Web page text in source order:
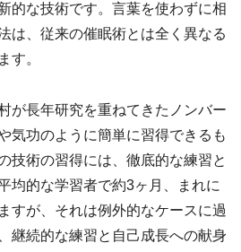
的な技術です。言葉を使わずに相
は、従来の催眠術とは全く異なる
す。
が長年研究を重ねてきたノンバー
気功のように簡単に習得できるも
技術の習得には、徹底的な練習と
均的な学習者で約3ヶ月、まれに
すが、それは例外的なケースに過
継続的な練習と自己成長への献身